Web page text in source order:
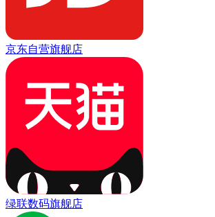
京东自营旗舰店
绿联数码旗舰店